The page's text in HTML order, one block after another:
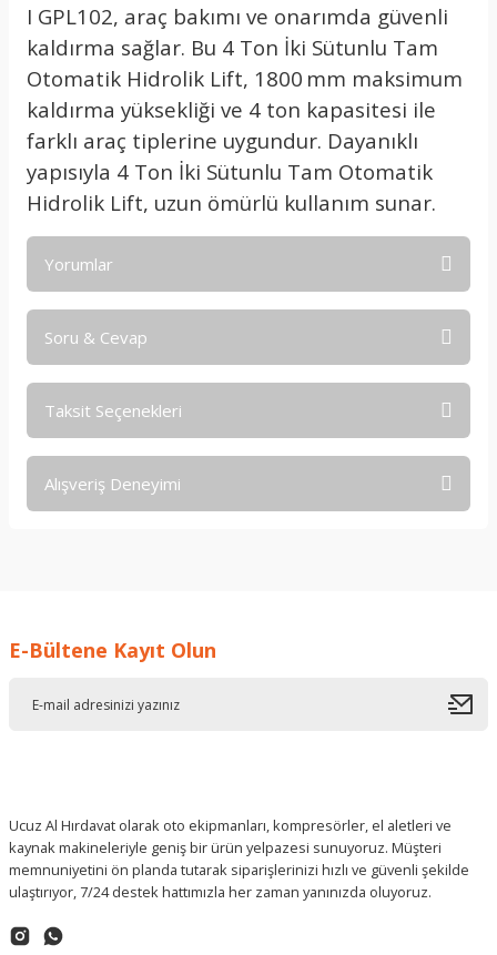
I GPL102, araç bakımı ve onarımda güvenli
kaldırma sağlar. Bu 4 Ton İki Sütunlu Tam
Otomatik Hidrolik Lift, 1800 mm maksimum
kaldırma yüksekliği ve 4 ton kapasitesi ile
farklı araç tiplerine uygundur. Dayanıklı
yapısıyla 4 Ton İki Sütunlu Tam Otomatik
Hidrolik Lift, uzun ömürlü kullanım sunar.
Yorumlar
Soru & Cevap
Ürün hakkında henüz soru sorulmamış.
Taksit Seçenekleri
Alışveriş Deneyimi
Deneyimini Paylaş
E-Bültene Kayıt Olun
Ucuz Al Hırdavat olarak oto ekipmanları, kompresörler, el aletleri ve
kaynak makineleriyle geniş bir ürün yelpazesi sunuyoruz. Müşteri
memnuniyetini ön planda tutarak siparişlerinizi hızlı ve güvenli şekilde
ulaştırıyor, 7/24 destek hattımızla her zaman yanınızda oluyoruz.